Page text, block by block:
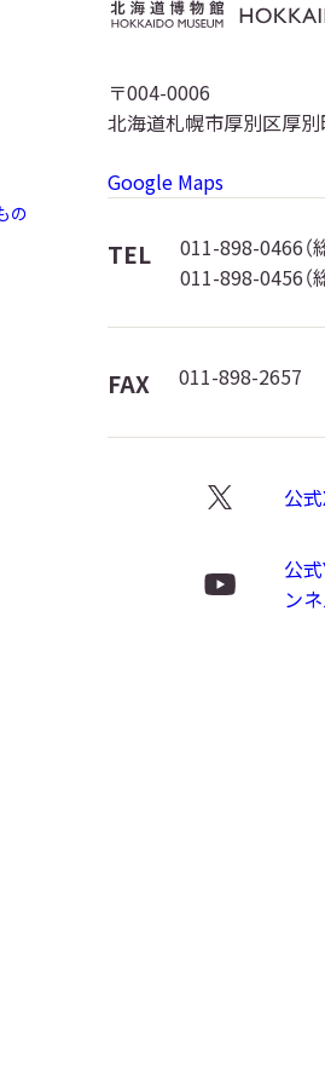
の
海
道
博
物
館
〒004-0006
北海道札幌市厚別区厚
Google Maps
TEL
011-898-0466（
011-898-0456（
FAX 011-898-2657
X
ゴ
公
Youtube
公
ン